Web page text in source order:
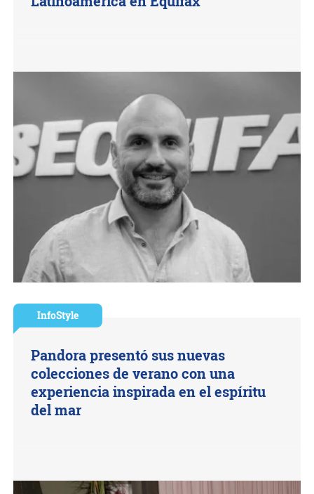
InfoStyle
Pandora presentó sus nuevas
colecciones de verano con una
experiencia inspirada en el espíritu
del mar